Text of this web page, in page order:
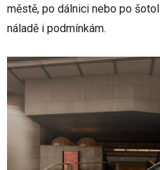
městě, po dálnici nebo po
náladě i podmínkám.